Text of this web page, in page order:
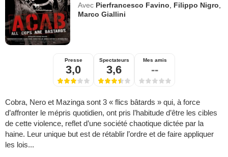
Avec Pierfrancesco Favino Filippo Nigro
Marco Giallini
Presse
3,0
Spectateurs
3,6
Mes amis
--
Cobra, Nero et Mazinga sont 3 « flics bâtards » qui, à force
d’affronter le mépris quotidien, ont pris l’habitude d’être les cibles
de cette violence, reflet d’une société chaotique dictée par la
haine. Leur unique but est de rétablir l’ordre et de faire appliquer
les lois...